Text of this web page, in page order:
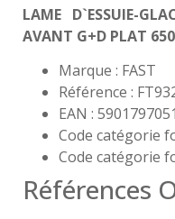
LAME D`ESSUIE-
AVANT G+D PLAT
Marque : FAST
Référence :
EAN :
Code catégorie
Code catégorie
Références